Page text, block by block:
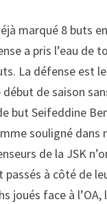
marqué 8 buts
a pris l’eau de
La défense est
début de saison
but Seifeddine
souligné
de la JSK
à côté de
joués face à l’OA,